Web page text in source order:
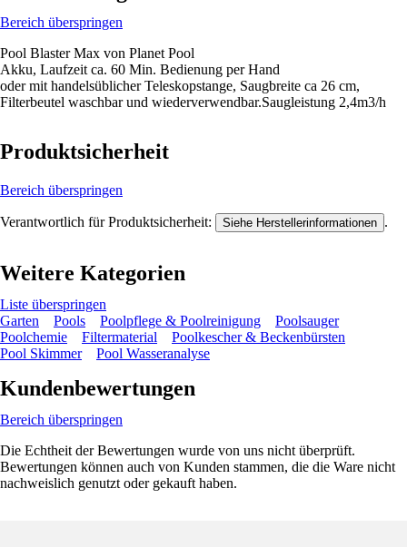
Bereich überspringen
Pool Blaster Max von Planet Pool
Akku, Laufzeit ca. 60 Min. Bedienung per Hand
oder mit handelsüblicher Teleskopstange, Saugbreite ca 26 cm,
Filterbeutel waschbar und wiederverwendbar.Saugleistung 2,4m3/h
Produktsicherheit
Bereich überspringen
Verantwortlich für Produktsicherheit: Siehe Herstellerinformationen .
Weitere Kategorien
Liste überspringen
Garten
Pools Poolpflege & Poolreinigung
Poolsauger
Poolchemie
Filtermaterial
Poolkescher & Beckenbürsten
Pool Skimmer
Pool Wasseranalyse
Kundenbewertungen
Bereich überspringen
Die Echtheit der Bewertungen wurde von uns nicht überprüft.
Bewertungen können auch von Kunden stammen, die die Ware nicht
nachweislich genutzt oder gekauft haben.